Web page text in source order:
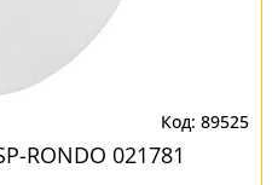
89525
RONDO 021781